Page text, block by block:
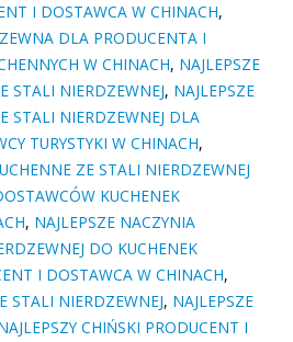
I DOSTAWCA W CHINACH,
DLA PRODUCENTA I
W CHINACH, NAJLEPSZE
STALI NIERDZEWNEJ, NAJLEPSZE
STALI NIERDZEWNEJ DLA
TURYSTYKI W CHINACH,
ZE STALI NIERDZEWNEJ
KUCHENEK
, NAJLEPSZE NACZYNIA
DO KUCHENEK
I DOSTAWCA W CHINACH,
STALI NIERDZEWNEJ, NAJLEPSZE
CHIŃSKI PRODUCENT I